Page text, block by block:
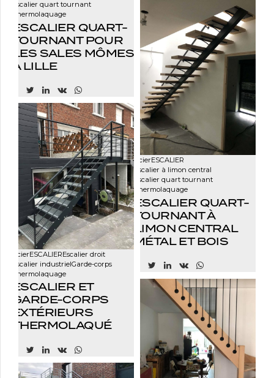
Escalier quart tournant
Thermolaquage
ESCALIER QUART-
TOURNANT POUR
LES SALES MÔMES
À LILLE
AcierESCALIER
Escalier à limon central
Escalier quart tournant
Thermolaquage
ESCALIER QUART-
TOURNANT À
LIMON CENTRAL
MÉTAL ET BOIS
AcierESCALIEREscalier droit
Escalier industrielGarde-corps
Thermolaquage
ESCALIER ET
GARDE-CORPS
EXTÉRIEURS
THERMOLAQUÉ